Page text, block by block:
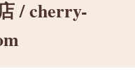
/ cherry-